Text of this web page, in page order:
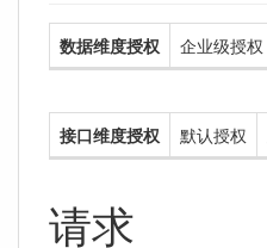
数据维度授权 企业级授权
接口维度授权 默认授权
请求